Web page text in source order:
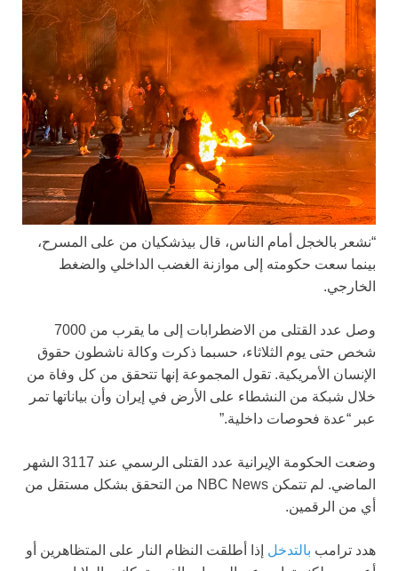
“نشعر بالخجل أمام الناس، قال بيذشكيان من على المسرح،
بينما سعت حكومته إلى موازنة الغضب الداخلي والضغط
الخارجي.
وصل عدد القتلى من الاضطرابات إلى ما يقرب من 7000
شخص حتى يوم الثلاثاء، حسبما ذكرت وكالة ناشطون حقوق
الإنسان الأمريكية. تقول المجموعة إنها تتحقق من كل وفاة من
خلال شبكة من النشطاء على الأرض في إيران وأن بياناتها تمر
عبر “عدة فحوصات داخلية.”
وضعت الحكومة الإيرانية عدد القتلى الرسمي عند 3117 الشهر
الماضي. لم تتمكن NBC News من التحقق بشكل مستقل من
أي من الرقمين.
هدد ترامب بالتدخل إذا أطلقت النظام النار على المتظاهرين أو